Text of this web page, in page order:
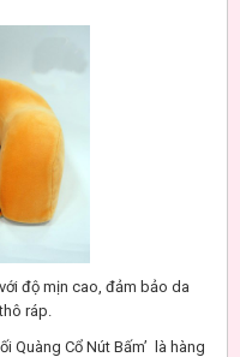
độ mịn cao, đảm bảo da
ráp.
Quàng Cổ Nút Bấm’ là hàng